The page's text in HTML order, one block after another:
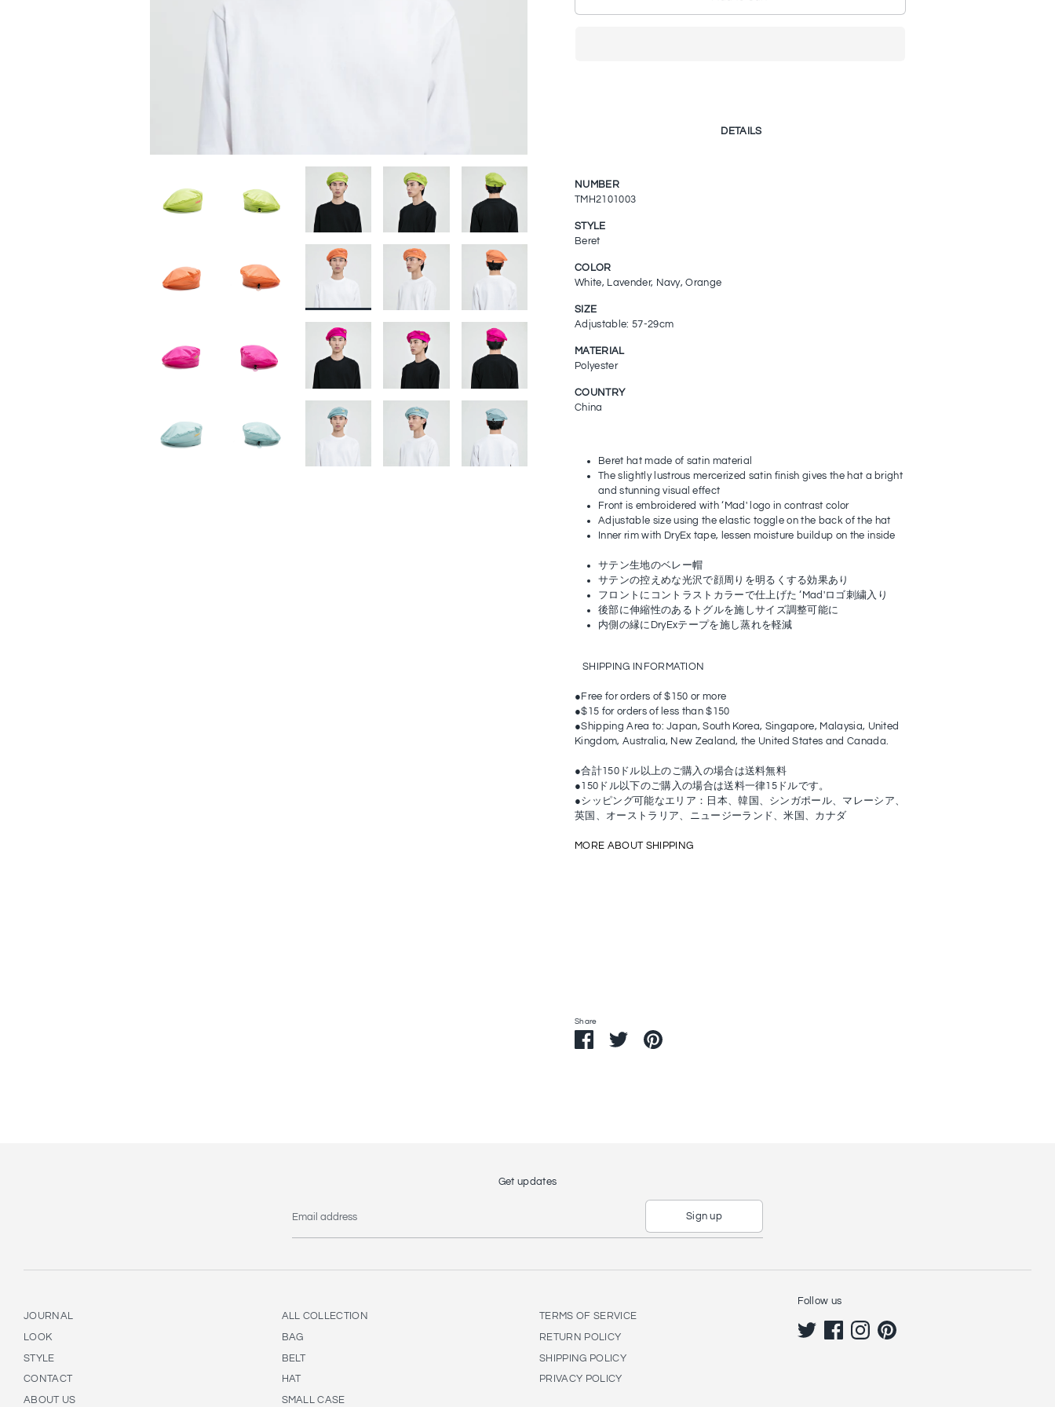
DETAILS
NUMBER
TMH2101003
STYLE
Beret
COLOR
White, Lavender, Navy, Orange
SIZE
Adjustable: 57-29cm
MATERIAL
Polyester
COUNTRY
China
Beret hat made of satin material
The slightly lustrous mercerized satin finish gives the hat a bright
and stunning visual effect
Front is embroidered with ‘Mad' logo in contrast color
Adjustable size using the elastic toggle on the back of the hat
Inner rim with DryEx tape, lessen moisture buildup on the inside
サテン生地のベレー帽
サテンの控えめな光沢で顔周りを明るくする効果あり
フロントにコントラストカラーで仕上げた ‘Mad'ロゴ刺繍入り
後部に伸縮性のあるトグルを施しサイズ調整可能に
内側の縁にDryExテープを施し蒸れを軽減
SHIPPING INFORMATION
●Free for orders of $150 or more
●$15 for orders of less than $150
●Shipping Area to: Japan, South Korea, Singapore, Malaysia, United
Kingdom, Australia, New Zealand, the United States and Canada.
●合計150ドル以上のご購入の場合は送料無料
●150ドル以下のご購入の場合は送料一律15ドルです。
●シッピング可能なエリア：日本、韓国、シンガポール、マレーシア、
英国、オーストラリア、ニュージーランド、米国、カナダ
MORE ABOUT SHIPPING
Share
Share
on
Share Pin
Get updates
Email address Sign up
JOURNAL
LOOK
STYLE
CONTACT
ABOUT US
ALL COLLECTION
BAG
BELT
HAT
SMALL CASE
TERMS OF SERVICE
RETURN POLICY
SHIPPING POLICY
PRIVACY POLICY
Follow us